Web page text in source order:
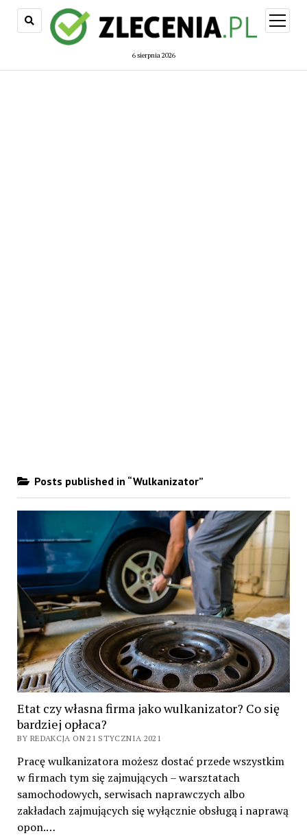
6 sierpnia 2026
open
menu
Posts published in “Wulkanizator”
Etat czy własna firma jako wulkanizator? Co się
bardziej opłaca?
BY REDAKCJA ON 21 STYCZNIA 2021
Pracę wulkanizatora możesz dostać przede wszystkim
w firmach tym się zajmujących – warsztatach
samochodowych, serwisach naprawczych albo
zakładach zajmujących się wyłącznie obsługą i naprawą
opon.…